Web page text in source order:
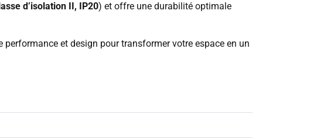
d’isolation II, IP20) et offre une durabilité optimale
et design pour transformer votre espace en un